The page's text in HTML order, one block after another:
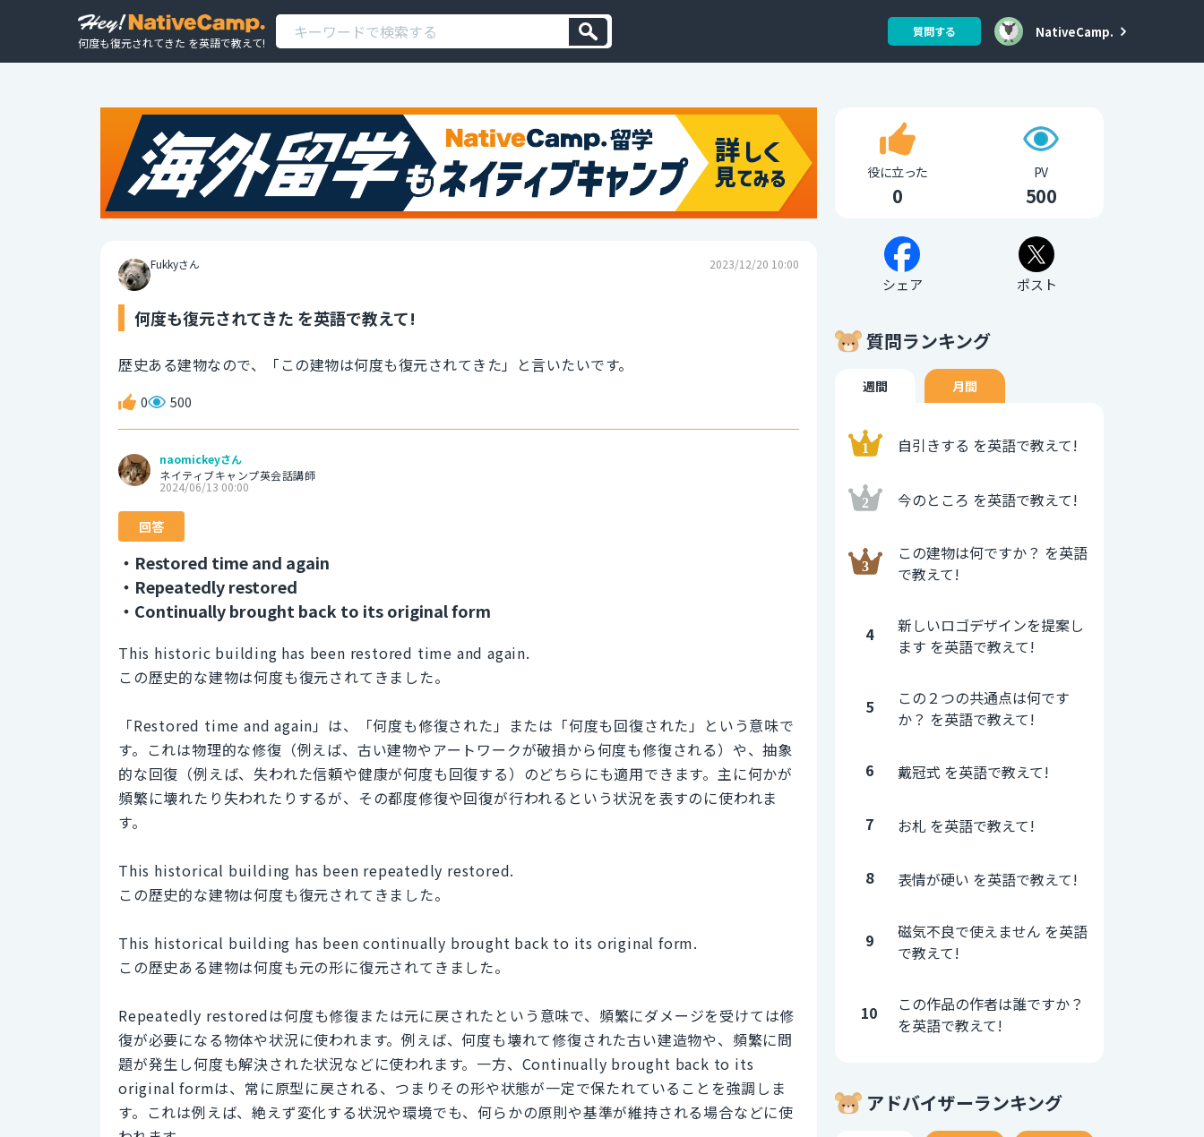
何度も復元されてきた を英語で教えて!
質問する NativeCamp.
Fukkyさん 2023/12/20 10:00
何度も復元されてきた を英語で教えて!
歴史ある建物なので、「この建物は何度も復元されてきた」と言いたいです。
0 500
naomickeyさん
ネイティブキャンプ英会話講師
2024/06/13 00:00
回答
・Restored time and again
・Repeatedly restored
・Continually brought back to its original form
This historic building has been restored time and again.
この歴史的な建物は何度も復元されてきました。
「Restored time and again」は、「何度も修復された」または「何度も回復された」という意味で
す。これは物理的な修復（例えば、古い建物やアートワークが破損から何度も修復される）や、抽象
的な回復（例えば、失われた信頼や健康が何度も回復する）のどちらにも適用できます。主に何かが
頻繁に壊れたり失われたりするが、その都度修復や回復が行われるという状況を表すのに使われま
す。
This historical building has been repeatedly restored.
この歴史的な建物は何度も復元されてきました。
This historical building has been continually brought back to its original form.
この歴史ある建物は何度も元の形に復元されてきました。
Repeatedly restoredは何度も修復または元に戻されたという意味で、頻繁にダメージを受けては修
復が必要になる物体や状況に使われます。例えば、何度も壊れて修復された古い建造物や、頻繁に問
題が発生し何度も解決された状況などに使われます。一方、Continually brought back to its
original formは、常に原型に戻される、つまりその形や状態が一定で保たれていることを強調しま
す。これは例えば、絶えず変化する状況や環境でも、何らかの原則や基準が維持される場合などに使
役に立った
0
PV
500
シェア ポスト
質問ランキング
週間 月間
自引きする を英語で教えて!
今のところ を英語で教えて!
この建物は何ですか？ を英語
で教えて!
4
新しいロゴデザインを提案し
ます を英語で教えて!
5
この２つの共通点は何です
か？ を英語で教えて!
6 戴冠式 を英語で教えて!
7 お札 を英語で教えて!
8 表情が硬い を英語で教えて!
9
磁気不良で使えません を英語
で教えて!
10
この作品の作者は誰ですか？
を英語で教えて!
アドバイザーランキング